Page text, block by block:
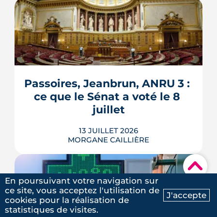
Ma recherche Contactez-nous
▾
Verrous tournés, voisins prévenus,
boîte aux lettres sous contrôle : une
grande partie de la protection d'un
logement repose sur des habitudes qui
gestes gratuits ou à moins de 50 €,
inspirés des conseils officiels de la
police et de la gendarmerie, mon...
LIRE L'ARTICLE
Passoires, Jeanbrun, ANRU 3 :
ce que le Sénat a voté le 8
juillet
13 JUILLET 2026
MORGANE CAILLIÈRE
Passoires thermiques louables sous
conditions, amortissement Jeanbrun
étendu, ANRU 3 doté de 5 milliards
En poursuivant votre navigation sur
ce site, vous acceptez l'utilisation de
cookies pour la réalisation de
statistiques de visites.
J'accepte